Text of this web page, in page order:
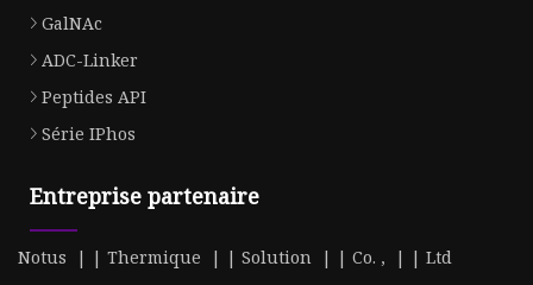
GalNAc
ADC-Linker
Peptides API
Série IPhos
Entreprise partenaire
Notus | | Thermique | | Solution | | Co. , | | Ltd